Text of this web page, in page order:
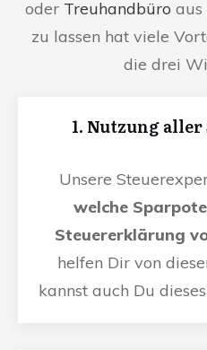
oder Treuhandbüro aus
zu lassen hat viele
die drei
1. Nutzung
Unsere
welche
Steuererklärung
helfen Dir von
kannst auch Du